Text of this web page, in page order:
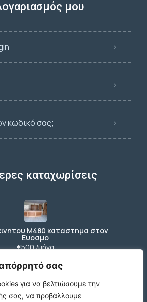
σας
για να βελτιώσουμε την
σας, να προβάλλουμε
μου
κωδικό σας;
καταχωρίσεις
Μ480 καταστημα στον
Ευοσμο
€500 /μήνα
ΟΙΚΟΠΕΔΟ 7325τ